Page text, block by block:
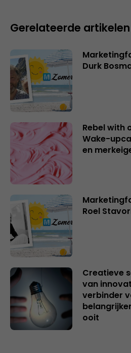
Gerelateerde artikelen
Durk
Rebel with
Wake-
en
Roel
Creatieve
van
verbinder
ooit